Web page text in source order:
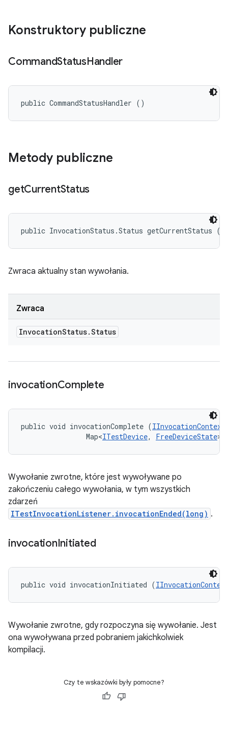
Konstruktory publiczne
CommandStatusHandler
public CommandStatusHandler ()
Metody publiczne
getCurrentStatus
public InvocationStatus.Status getCurrentStatus ()
Zwraca aktualny stan wywołania.
Zwraca
InvocationStatus.Status
invocationComplete
public void invocationComplete (IInvocationContext
                Map<
ITestDevice, FreeDeviceState>
Wywołanie zwrotne, które jest wywoływane po
zakończeniu całego wywołania, w tym wszystkich
zdarzeń
ITestInvocationListener.invocationEnded(long) .
invocationInitiated
public void invocationInitiated (
Wywołanie zwrotne, gdy rozpoczyna się wywołanie. Jest
ona wywoływana przed pobraniem jakichkolwiek
kompilacji.
Czy te wskazówki były pomocne?